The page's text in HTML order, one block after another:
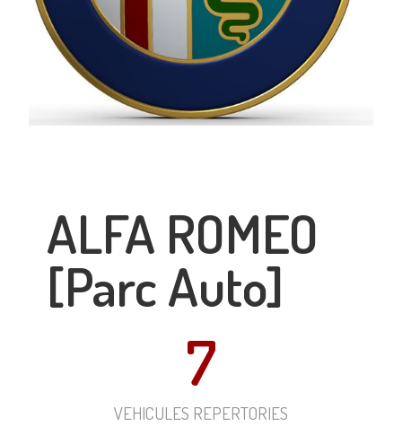
ALFA ROMEO
[Parc Auto]
VEHICULES REPERTORIES
7